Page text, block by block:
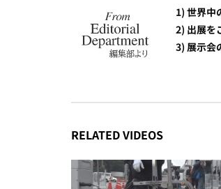
1) 世界中
2) 出展を
3) 展示会
RELATED VIDEOS